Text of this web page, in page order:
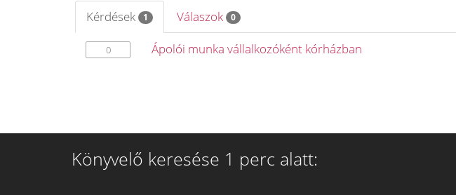
Kérdések 1 Válaszok 0
0 Ápolói munka vállalkozóként kórházban
Könyvelő keresése 1 perc alatt: